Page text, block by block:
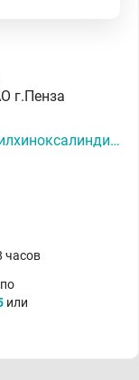
г.Пенза
Гидроксиметилхиноксалиндиоксид
часов
или